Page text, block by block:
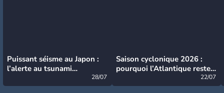
Puissant séisme au Japon :
l’alerte au tsunami
28/07
Saison cyclonique 2026 :
pourquoi l’Atlantique reste
22/07